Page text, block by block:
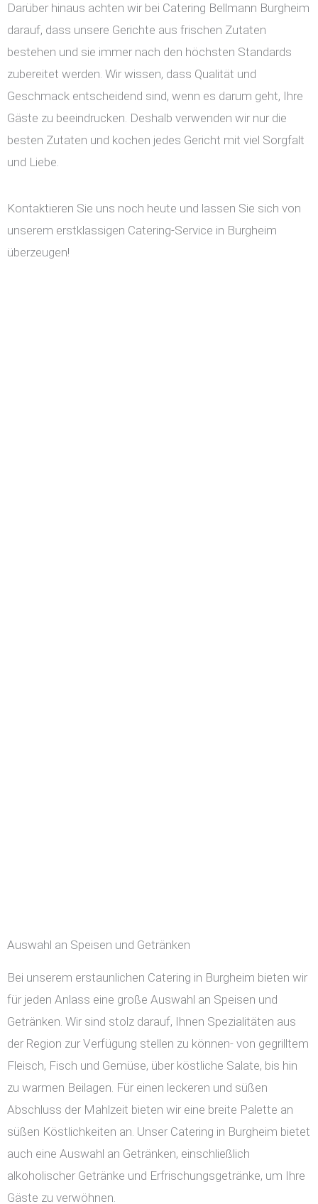
Darüber hinaus achten wir bei Catering Bellmann Burgheim
darauf, dass unsere Gerichte aus frischen Zutaten
bestehen und sie immer nach den höchsten Standards
zubereitet werden. Wir wissen, dass Qualität und
Geschmack entscheidend sind, wenn es darum geht, Ihre
Gäste zu beeindrucken. Deshalb verwenden wir nur die
besten Zutaten und kochen jedes Gericht mit viel Sorgfalt
und Liebe.
Kontaktieren Sie uns noch heute und lassen Sie sich von
unserem erstklassigen Catering-Service in Burgheim
überzeugen!
Auswahl an Speisen und Getränken
Bei unserem erstaunlichen Catering in Burgheim bieten wir
für jeden Anlass eine große Auswahl an Speisen und
Getränken. Wir sind stolz darauf, Ihnen Spezialitäten aus
der Region zur Verfügung stellen zu können- von gegrilltem
Fleisch, Fisch und Gemüse, über köstliche Salate, bis hin
zu warmen Beilagen. Für einen leckeren und süßen
Abschluss der Mahlzeit bieten wir eine breite Palette an
süßen Köstlichkeiten an. Unser Catering in Burgheim bietet
auch eine Auswahl an Getränken, einschließlich
alkoholischer Getränke und Erfrischungsgetränke, um Ihre
Gäste zu verwöhnen.